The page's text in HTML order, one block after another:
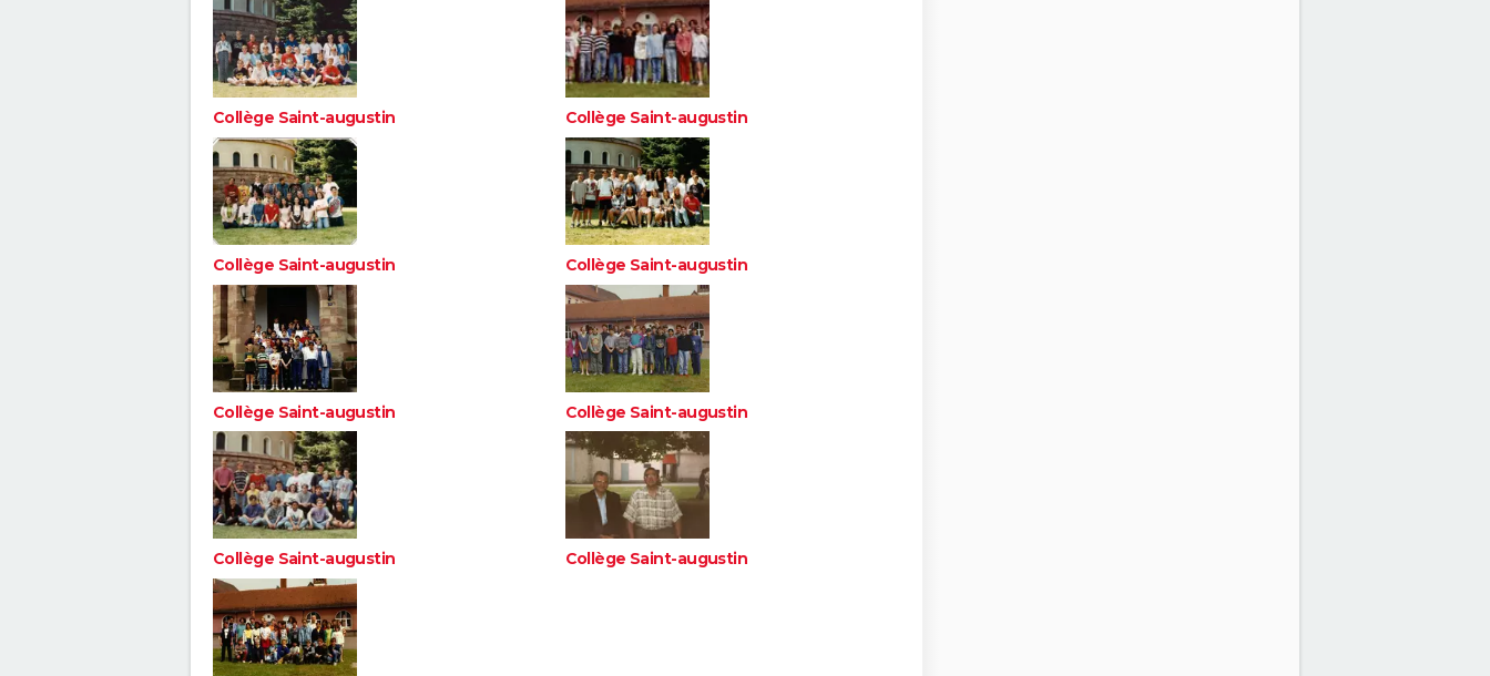
Collège Saint-augustin Collège Saint-augustin
Collège Saint-augustin Collège Saint-augustin
Collège Saint-augustin Collège Saint-augustin
Collège Saint-augustin Collège Saint-augustin